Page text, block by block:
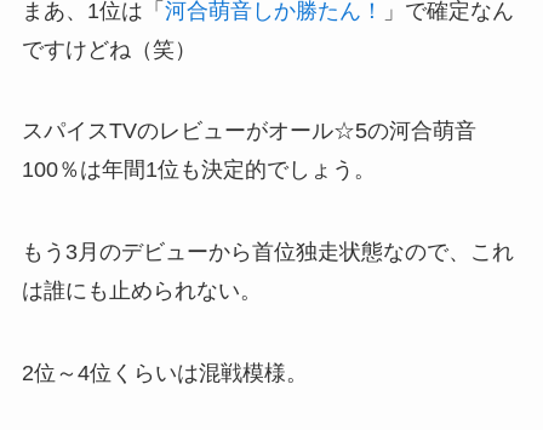
まあ、1位は「 河合萌音しか勝たん！
」で確定なん
ですけどね（笑）
スパイスTVのレビューがオール☆5の河合萌音
100％は年間1位も決定的でしょう。
もう3月のデビューから首位独走状態なので、これ
は誰にも止められない。
2位～4位くらいは混戦模様。